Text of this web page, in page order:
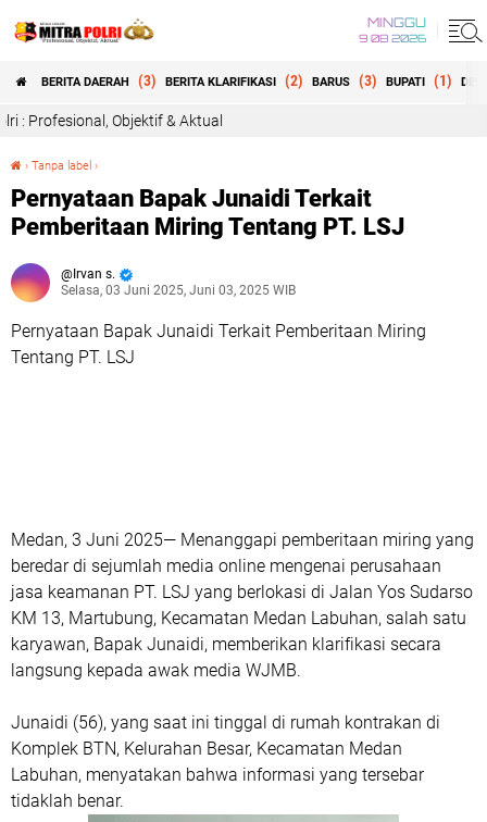
MINGGU
9 08 2026
BERITA DAERAH (3) BERITA KLARIFIKASI (2) BARUS (3) BUPATI (1)
& Aktual
› Tanpa label ›
Pernyataan Bapak Junaidi Terkait
Pemberitaan Miring Tentang PT. LSJ
Irvan s.
Selasa, 03 Juni 2025, Juni 03, 2025 WIB
Pernyataan Bapak Junaidi Terkait Pemberitaan Miring
Tentang PT. LSJ
Medan, 3 Juni 2025— Menanggapi pemberitaan miring yang
beredar di sejumlah media online mengenai perusahaan
jasa keamanan PT. LSJ yang berlokasi di Jalan Yos Sudarso
KM 13, Martubung, Kecamatan Medan Labuhan, salah satu
karyawan, Bapak Junaidi, memberikan klarifikasi secara
langsung kepada awak media WJMB.
Junaidi (56), yang saat ini tinggal di rumah kontrakan di
Komplek BTN, Kelurahan Besar, Kecamatan Medan
Labuhan, menyatakan bahwa informasi yang tersebar
tidaklah benar.